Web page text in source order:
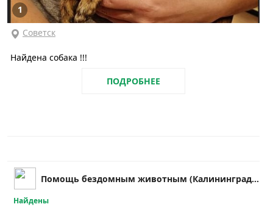
1
Советск
Найдена собака !!!
ПОДРОБНЕЕ
Помощь бездомным животным (Калининградская обл.)
Найдены